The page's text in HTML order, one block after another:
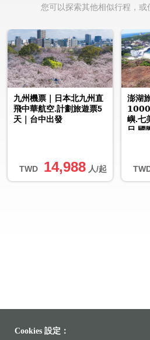
您可以探索其他相似行程，或
TWD 14,988 人/起
九州機票｜日本北九州直
飛中華航空.計劃旅遊票5
天｜台中出發
澎湖
𝟭𝟬𝟬𝟬
嶼.七
日.國
Cookies 設定：